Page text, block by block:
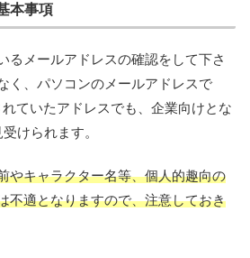
本事項
るメールアドレスの確認をして下さ
く、パソコンのメールアドレスで
ていたアドレスでも、企業向けとな
けられます。
やキャラクター名等、個人的趣向の
不適となりますので、注意しておき